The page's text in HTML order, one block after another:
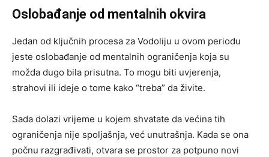
Oslobađanje od mentalnih okvira
Jedan od ključnih procesa za Vodoliju u ovom periodu
jeste oslobađanje od mentalnih ograničenja koja su
možda dugo bila prisutna. To mogu biti uvjerenja,
strahovi ili ideje o tome kako “treba” da živite.
Sada dolazi vrijeme u kojem shvatate da većina tih
ograničenja nije spoljašnja, već unutrašnja. Kada se ona
počnu razgrađivati, otvara se prostor za potpuno novi